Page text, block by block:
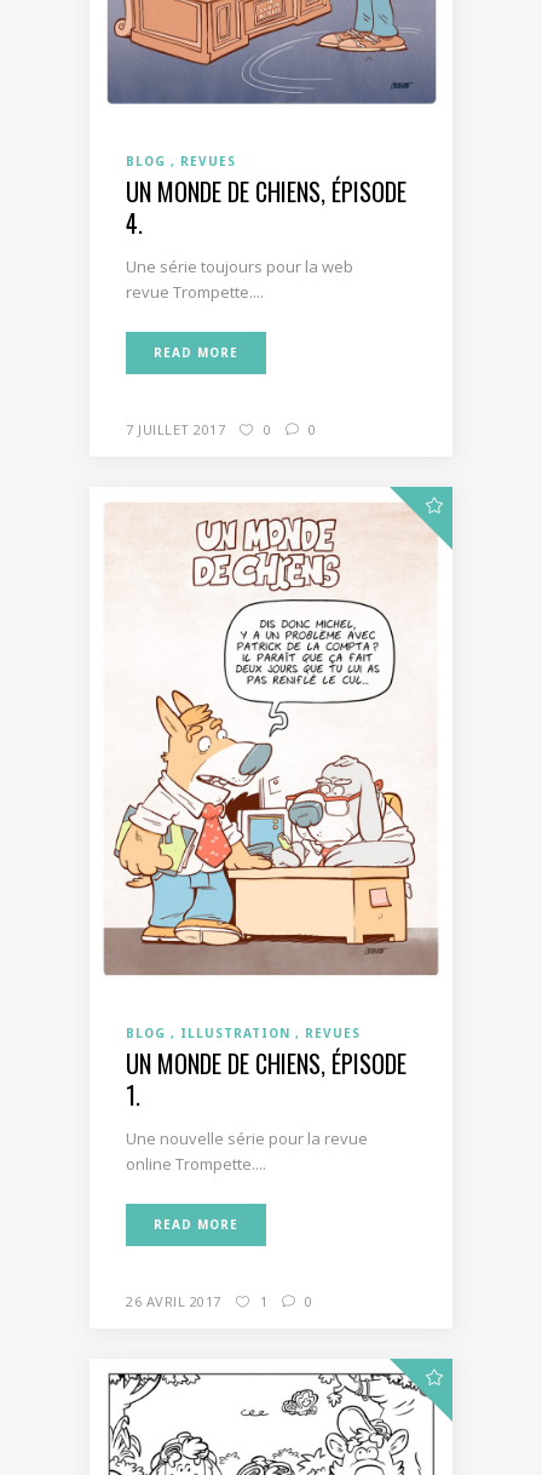
BLOG REVUES
UN MONDE DE CHIENS, ÉPISODE
4.
Une série toujours pour la web
revue Trompette....
READ MORE
7 JUILLET 2017 0 0
BLOG ILLUSTRATION REVUES
UN MONDE DE CHIENS, ÉPISODE
1.
Une nouvelle série pour la revue
online Trompette....
READ MORE
26 AVRIL 2017 1 0